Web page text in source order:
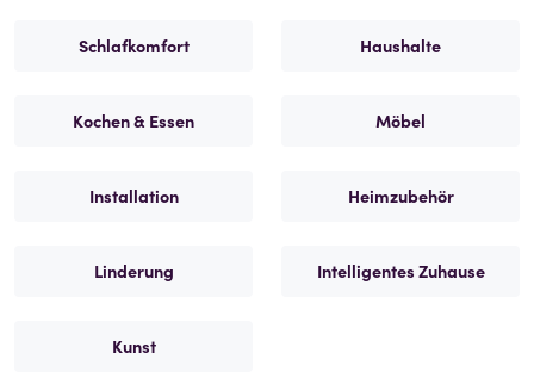
Schlafkomfort Haushalte
Kochen & Essen Möbel
Installation Heimzubehör
Linderung Intelligentes Zuhause
Kunst